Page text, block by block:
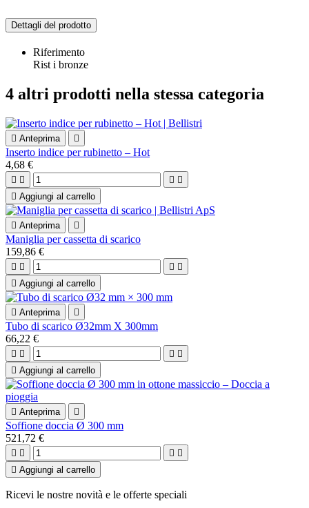
Dettagli del prodotto
Riferimento
Rist i bronze
4 altri prodotti nella stessa categoria
 Anteprima 
Inserto indice per rubinetto – Hot
4,68 €
   
 Aggiungi al carrello
 Anteprima 
Maniglia per cassetta di scarico
159,86 €
   
 Aggiungi al carrello
 Anteprima 
Tubo di scarico Ø32mm X 300mm
66,22 €
   
 Aggiungi al carrello
 Anteprima 
Soffione doccia Ø 300 mm
521,72 €
   
 Aggiungi al carrello
Ricevi le nostre novità e le offerte speciali